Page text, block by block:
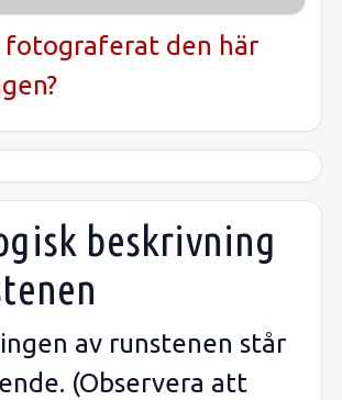
fotograferat den här
beskrivning
av runstenen står
(Observera att